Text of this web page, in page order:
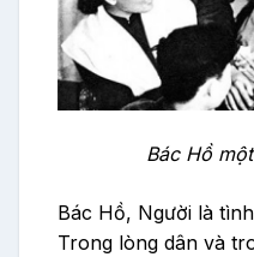
Bác Hồ
Bác Hồ, Người là
Trong lòng dân và